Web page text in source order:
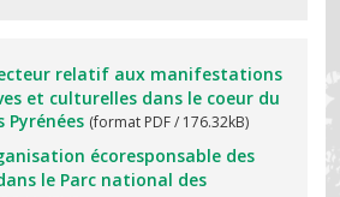
relatif aux manifestations
et culturelles dans le coeur du
Pyrénées (format PDF / 176.32kB)
écoresponsable des
le Parc national des